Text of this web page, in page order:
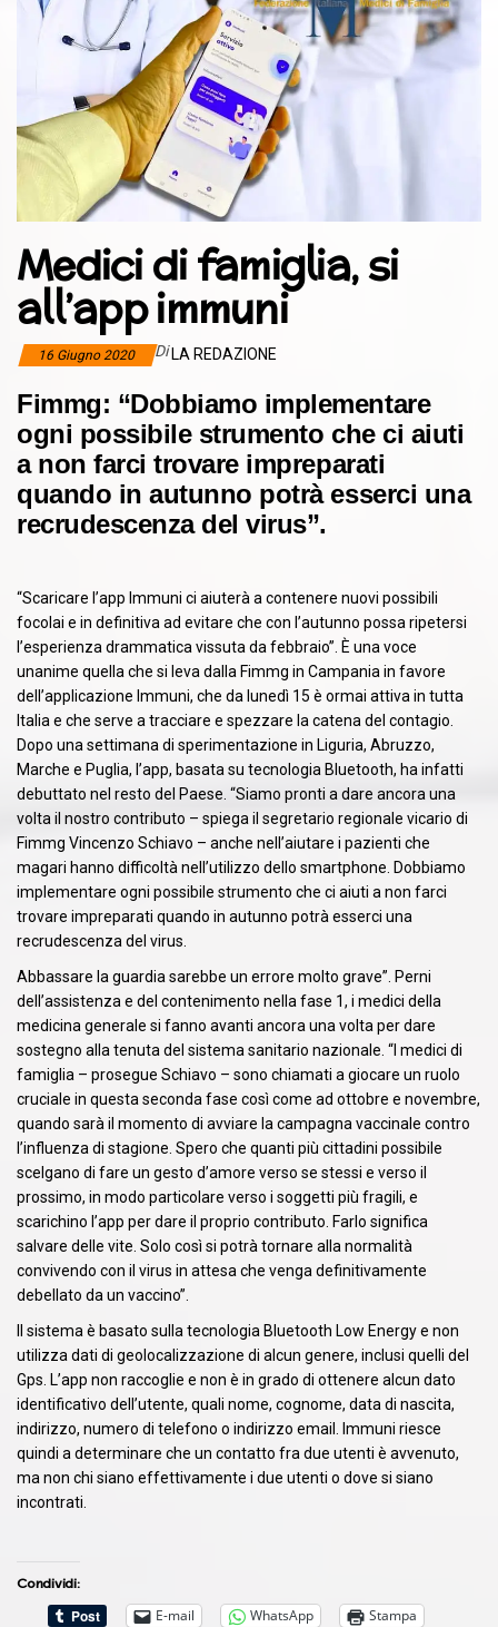
Medici di famiglia, si
all’app immuni
16 Giugno 2020 Di LA REDAZIONE
Fimmg: “Dobbiamo implementare
ogni possibile strumento che ci aiuti
a non farci trovare impreparati
quando in autunno potrà esserci una
recrudescenza del virus”.
“Scaricare l’app Immuni ci aiuterà a contenere nuovi possibili
focolai e in definitiva ad evitare che con l’autunno possa ripetersi
l’esperienza drammatica vissuta da febbraio”. È una voce
unanime quella che si leva dalla Fimmg in Campania in favore
dell’applicazione Immuni, che da lunedì 15 è ormai attiva in tutta
Italia e che serve a tracciare e spezzare la catena del contagio.
Dopo una settimana di sperimentazione in Liguria, Abruzzo,
Marche e Puglia, l’app, basata su tecnologia Bluetooth, ha infatti
debuttato nel resto del Paese. “Siamo pronti a dare ancora una
volta il nostro contributo – spiega il segretario regionale vicario di
Fimmg Vincenzo Schiavo – anche nell’aiutare i pazienti che
magari hanno difficoltà nell’utilizzo dello smartphone. Dobbiamo
implementare ogni possibile strumento che ci aiuti a non farci
trovare impreparati quando in autunno potrà esserci una
recrudescenza del virus.
Abbassare la guardia sarebbe un errore molto grave”. Perni
dell’assistenza e del contenimento nella fase 1, i medici della
medicina generale si fanno avanti ancora una volta per dare
sostegno alla tenuta del sistema sanitario nazionale. “I medici di
famiglia – prosegue Schiavo – sono chiamati a giocare un ruolo
cruciale in questa seconda fase così come ad ottobre e novembre,
quando sarà il momento di avviare la campagna vaccinale contro
l’influenza di stagione. Spero che quanti più cittadini possibile
scelgano di fare un gesto d’amore verso se stessi e verso il
prossimo, in modo particolare verso i soggetti più fragili, e
scarichino l’app per dare il proprio contributo. Farlo significa
salvare delle vite. Solo così si potrà tornare alla normalità
convivendo con il virus in attesa che venga definitivamente
debellato da un vaccino”.
Il sistema è basato sulla tecnologia Bluetooth Low Energy e non
utilizza dati di geolocalizzazione di alcun genere, inclusi quelli del
Gps. L’app non raccoglie e non è in grado di ottenere alcun dato
identificativo dell’utente, quali nome, cognome, data di nascita,
indirizzo, numero di telefono o indirizzo email. Immuni riesce
quindi a determinare che un contatto fra due utenti è avvenuto,
ma non chi siano effettivamente i due utenti o dove si siano
incontrati.
Condividi:
E-mail
WhatsApp Stampa